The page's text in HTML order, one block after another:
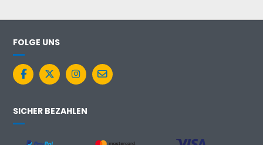
FOLGE UNS
SICHER BEZAHLEN